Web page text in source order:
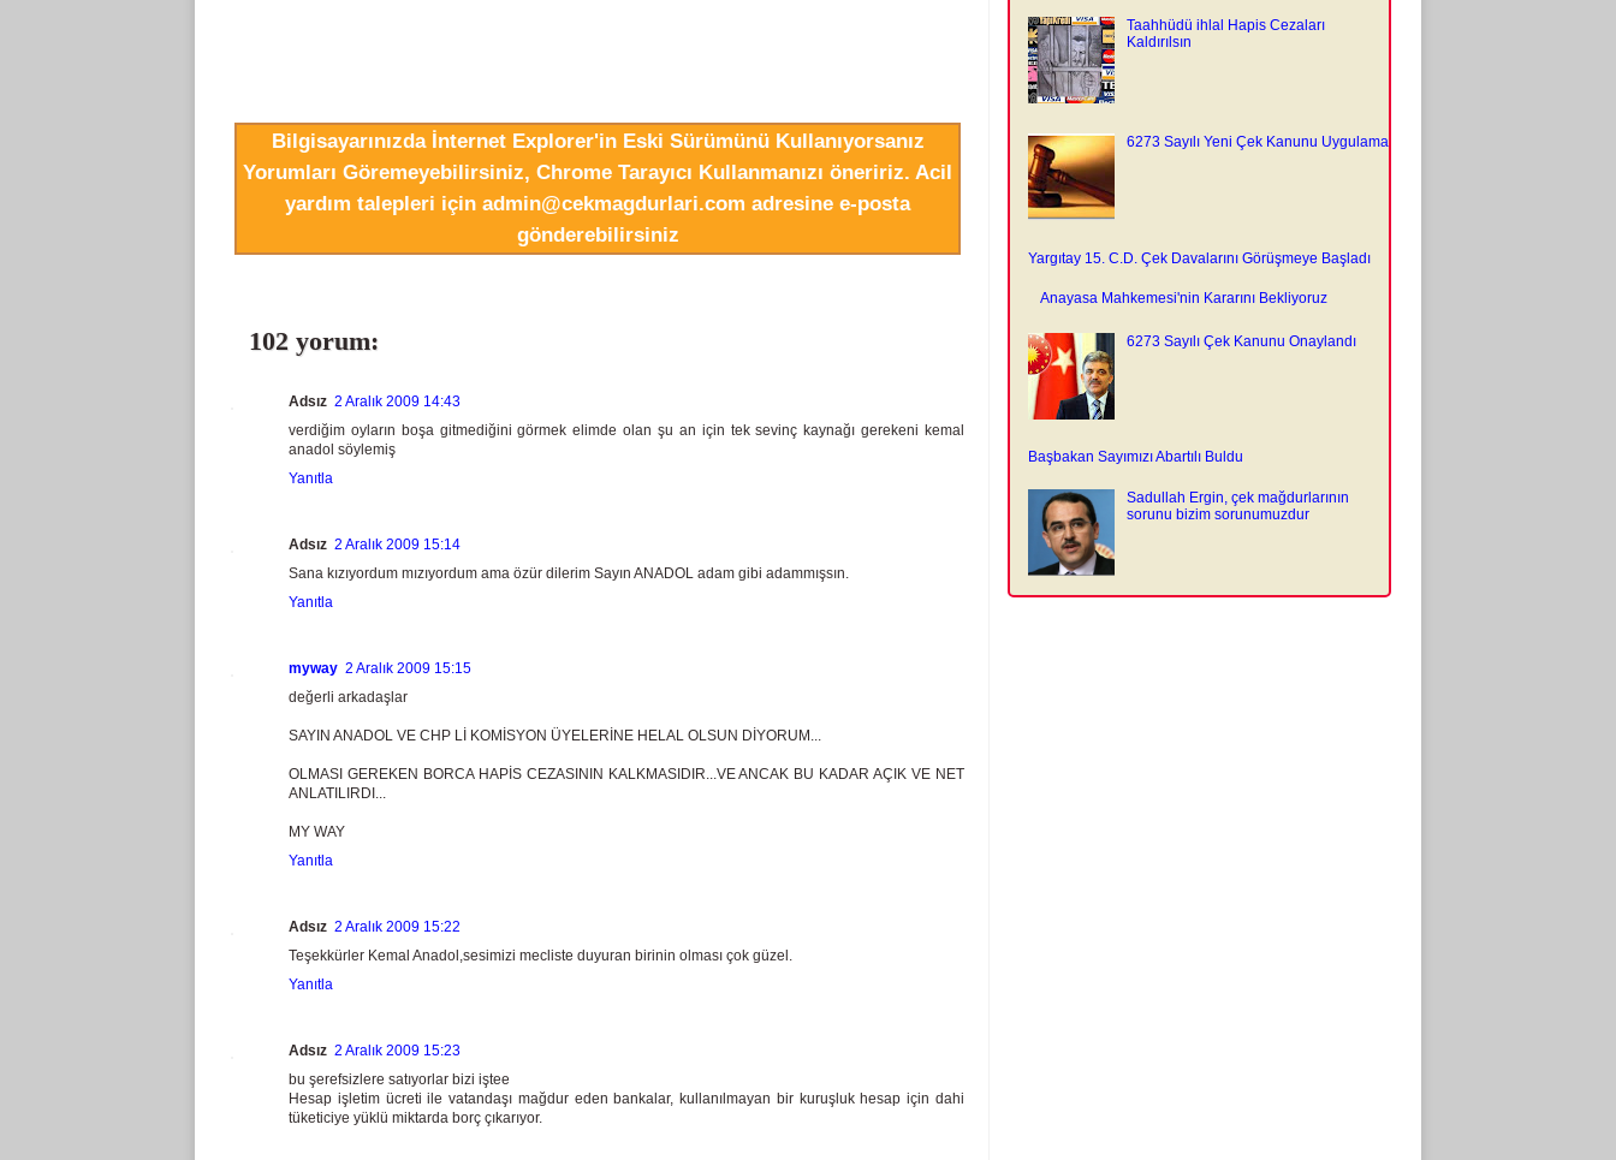
Bilgisayarınızda İnternet Explorer'in Eski Sürümünü Kullanıyorsanız
Yorumları Göremeyebilirsiniz, Chrome Tarayıcı Kullanmanızı öneririz. Acil
yardım talepleri için admin@cekmagdurlari.com adresine e-posta
gönderebilirsiniz
102 yorum:
Adsız 2 Aralık 2009 14:43
verdiğim oyların boşa gitmediğini görmek elimde olan şu an için tek sevinç kaynağı gerekeni kemal
anadol söylemiş
Yanıtla
Adsız 2 Aralık 2009 15:14
Sana kızıyordum mızıyordum ama özür dilerim Sayın ANADOL adam gibi adammışsın.
Yanıtla
myway 2 Aralık 2009 15:15
değerli arkadaşlar
SAYIN ANADOL VE CHP Lİ KOMİSYON ÜYELERİNE HELAL OLSUN DİYORUM...
OLMASI GEREKEN BORCA HAPİS CEZASININ KALKMASIDIR...VE ANCAK BU KADAR AÇIK VE NET
ANLATILIRDI...
MY WAY
Yanıtla
Adsız 2 Aralık 2009 15:22
Teşekkürler Kemal Anadol,sesimizi mecliste duyuran birinin olması çok güzel.
Yanıtla
Adsız 2 Aralık 2009 15:23
bu şerefsizlere satıyorlar bizi iştee
Hesap işletim ücreti ile vatandaşı mağdur eden bankalar, kullanılmayan bir kuruşluk hesap için dahi
tüketiciye yüklü miktarda borç çıkarıyor.
Taahhüdü ihlal Hapis Cezaları
Kaldırılsın
6273 Sayılı Yeni Çek Kanunu Uygulama
Yargıtay 15. C.D. Çek Davalarını Görüşmeye Başladı
Anayasa Mahkemesi'nin Kararını Bekliyoruz
6273 Sayılı Çek Kanunu Onaylandı
Başbakan Sayımızı Abartılı Buldu
Sadullah Ergin, çek mağdurlarının
sorunu bizim sorunumuzdur